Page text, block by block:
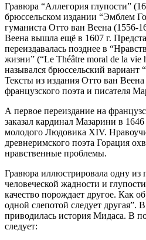
Гравюра “Аллегория глупости”
брюссельском издании “Эмблем
гуманиста Отто ван Веена (1556-
Веена вышла ещё в 1607 г.
переиздавалась позднее в
жизни” (“Le Théâtre moral de la vie
назывался брюссельский вариант
Тексты из издания Отто ван
французского поэта и писателя
А первое переиздание на
заказал кардинал Мазарини в
молодого Людовика XIV.
древнеримского поэта Горация
нравственные проблемы.
Гравюра иллюстрировала одну из
человеческой жадности и
качество порождает другое. Как
одной слепотой следует другая”.
приводилась история Мидаса. В
следует: